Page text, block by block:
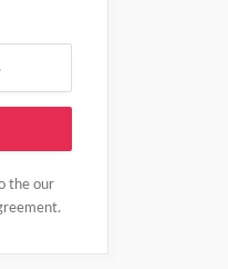
the our